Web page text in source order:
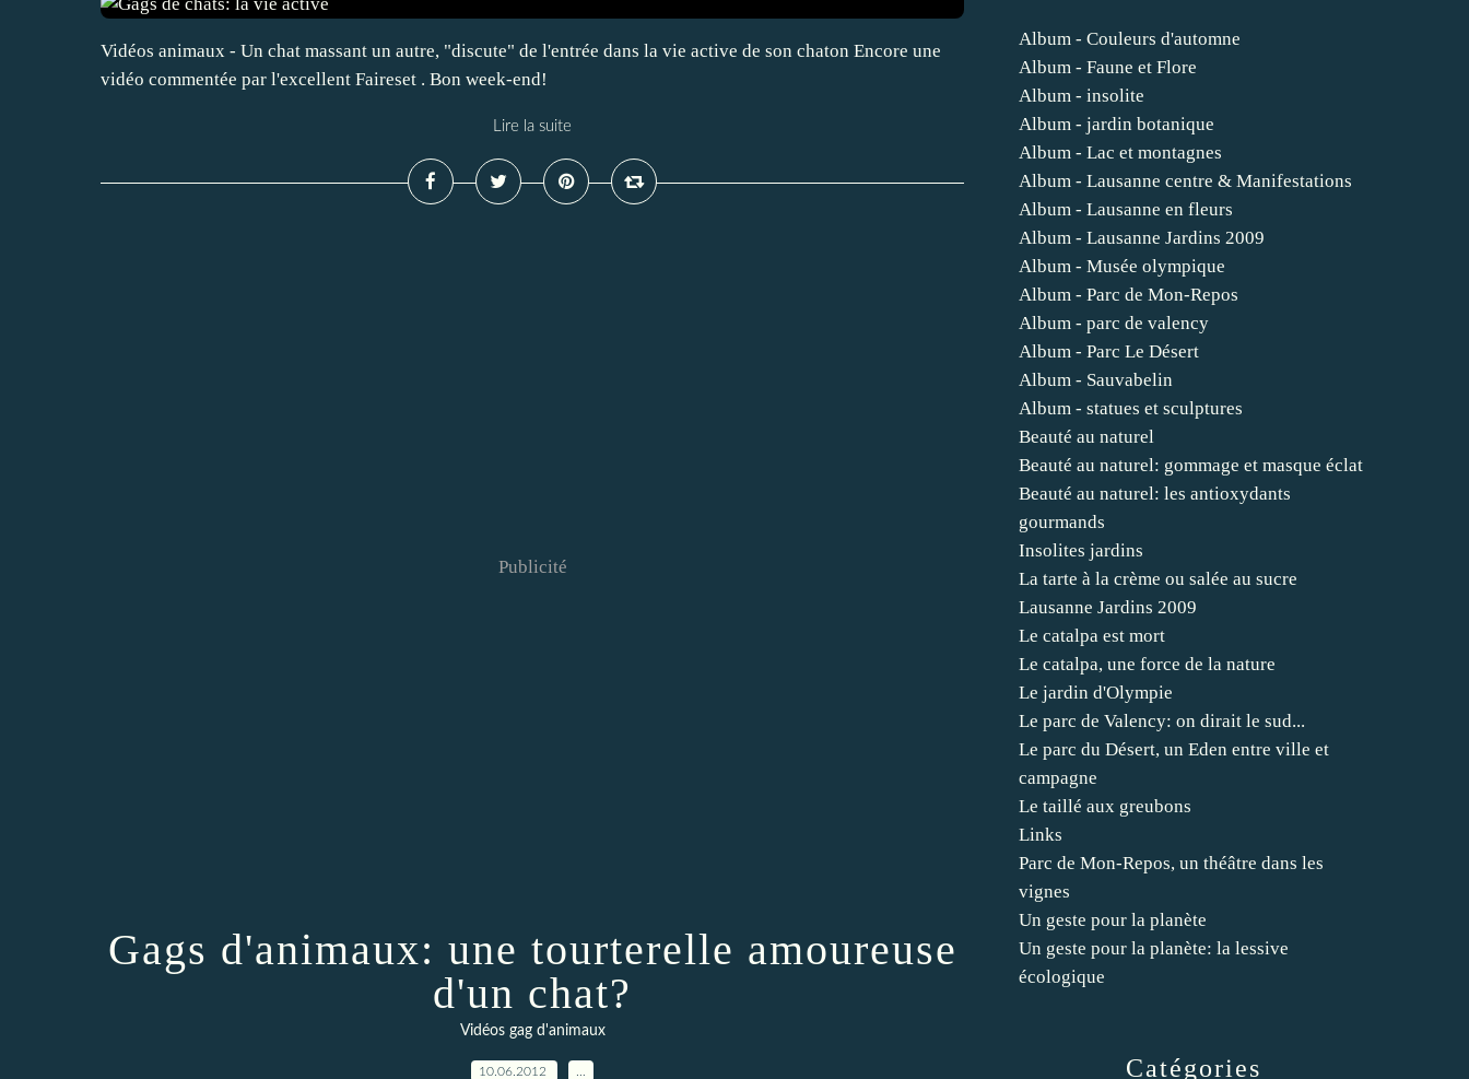
Vidéos animaux - Un chat massant un autre, "discute" de l'entrée dans la vie active de son chaton Encore une
vidéo commentée par l'excellent Faireset . Bon week-end!
Lire la suite
Publicité
Gags d'animaux: une tourterelle amoureuse
d'un chat?
Vidéos gag d'animaux
10.06.2012 Catégories
Album - Couleurs d'automne
Album - Faune et Flore
Album - insolite
Album - jardin botanique
Album - Lac et montagnes
Album - Lausanne centre & Manifestations
Album - Lausanne en fleurs
Album - Lausanne Jardins 2009
Album - Musée olympique
Album - Parc de Mon-Repos
Album - parc de valency
Album - Parc Le Désert
Album - Sauvabelin
Album - statues et sculptures
Beauté au naturel
Beauté au naturel: gommage et masque éclat
Beauté au naturel: les antioxydants
gourmands
Insolites jardins
La tarte à la crème ou salée au sucre
Lausanne Jardins 2009
Le catalpa est mort
Le catalpa, une force de la nature
Le jardin d'Olympie
Le parc de Valency: on dirait le sud...
Le parc du Désert, un Eden entre ville et
campagne
Le taillé aux greubons
Links
Parc de Mon-Repos, un théâtre dans les
vignes
Un geste pour la planète
Un geste pour la planète: la lessive
écologique